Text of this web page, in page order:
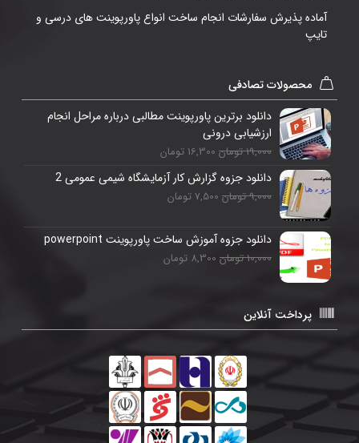
آماده پذیرش سفارشات انجام ساخت انواع پاورپوینت های درسی و
تایپ
محصولات تصادفی
دانلود برترین پاورپوینت مطالبی درباره مراحل انجام
ارزشیابی درونی
19,000 تومان 16,300 تومان
دانلود جزوه گزارش کار آزمایشگاه شیمی عمومی 2
9,000 تومان 7,500 تومان
دانلود جزوه آموزش ساخت پاورپوینت powerpoint
10,000 تومان 8,300 تومان
پرداخت آنلاین